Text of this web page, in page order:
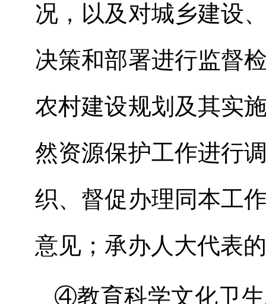
况，以及对城乡建设
决策和部署进行监督
农村建设规划及其实
然资源保护工作进行
织、督促办理同本工
意见；承办人大代表
④教育科学文化卫